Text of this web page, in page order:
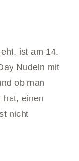
ist am 14.
Nudeln mit
ob man
hat, einen
nicht